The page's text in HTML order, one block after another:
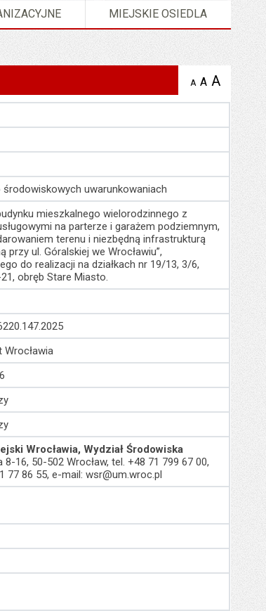
MIEJSKIE OSIEDLA
A zmniejsz
stronie
A domyślna
A
tekst
środowiskowych uwarunkowaniach
mieszkalnego wielorodzinnego z
na parterze i garażem podziemnym,
terenu i niezbędną infrastrukturą
przy ul. Góralskiej we Wrocławiu”,
do realizacji na działkach nr 19/13, 3/6,
obręb Stare Miasto.
Wrocławia
Wrocławia, Wydział Środowiska
8-16, 50-502 Wrocław, tel. +48 71 799 67 00,
77 86 55, e-mail: wsr@um.wroc.pl